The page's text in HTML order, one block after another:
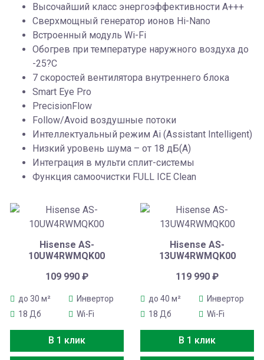
Высочайший класс энергоэффективности А+++
Сверхмощный генератор ионов Hi-Nano
Встроенный модуль Wi-Fi
Обогрев при температуре наружного воздуха до
-25?C
7 скоростей вентилятора внутреннего блока
Smart Eye Pro
PrecisionFlow
Follow/Avoid воздушные потоки
Интеллектуальный режим Ai (Assistant Intelligent)
Низкий уровень шума – от 18 дБ(А)
Интеграция в мульти сплит-системы
Функция самоочистки FULL ICE Clean
Hisense AS-
10UW4RWMQK00
109 990 ₽
до 30 м²
Инвертор
18 Дб
Wi-Fi
В 1 клик
Hisense AS-
13UW4RWMQK00
119 990₽
до 40 м²
Инвертор
18 Дб
Wi-Fi
В 1 клик